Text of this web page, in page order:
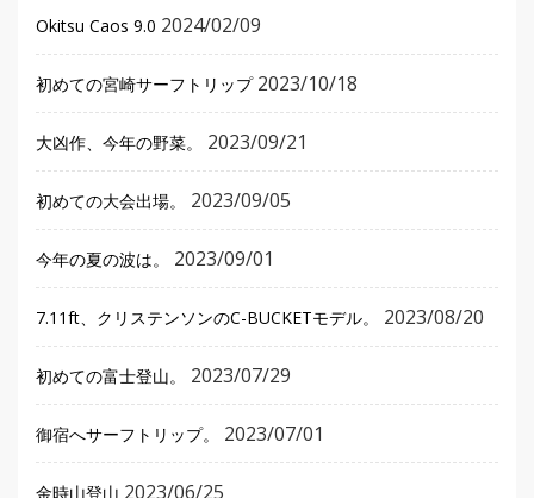
Okitsu Caos 9.0 2024/02/09
初めての宮崎サーフトリップ 2023/10/18
大凶作、今年の野菜。 2023/09/21
初めての大会出場。 2023/09/05
今年の夏の波は。 2023/09/01
7.11ft、クリステンソンのC-BUCKETモデル。 2023/08/20
初めての富士登山。 2023/07/29
御宿へサーフトリップ。 2023/07/01
金時山登山 2023/06/25